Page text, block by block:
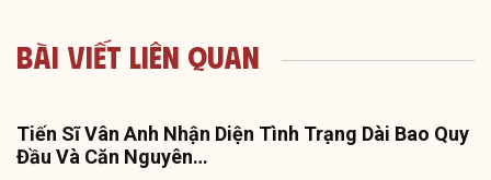
Bài Viết Liên Quan
Tiến Sĩ Vân Anh Nhận Diện Tình Trạng Dài Bao Quy
Đầu Và Căn Nguyên…